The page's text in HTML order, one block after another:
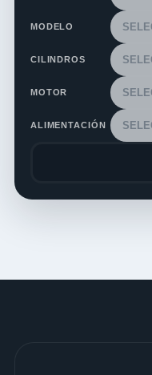
MODELO
CILINDROS
MOTOR
ALIMENTACIÓN